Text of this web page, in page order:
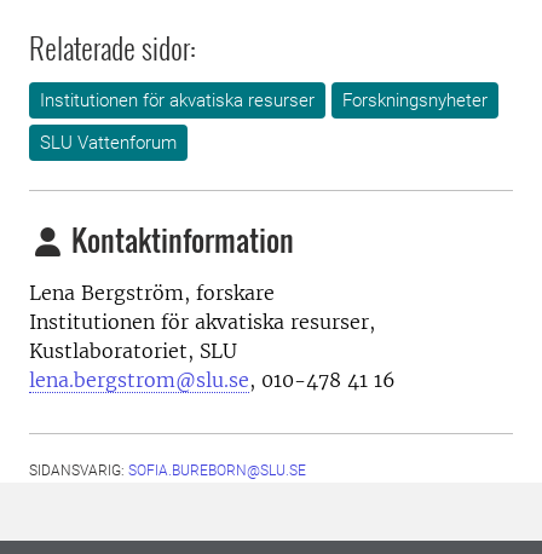
Relaterade sidor:
Institutionen för akvatiska resurser
Forskningsnyheter
SLU Vattenforum
Kontaktinformation
Lena Bergström, forskare
Institutionen för akvatiska resurser,
Kustlaboratoriet, SLU
lena.bergstrom@slu.se, 010-478 41 16
SIDANSVARIG: SOFIA.BUREBORN@SLU.SE